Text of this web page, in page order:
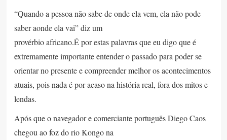
“Quando a pessoa não sabe de onde ela vem, ela não pode
saber aonde ela vai” diz um
provérbio africano.É por estas palavras que eu digo que é
extremamente importante entender o passado para poder se
orientar no presente e compreender melhor os acontecimentos
atuais, pois nada é por acaso na história real, fora dos mitos e
lendas.
Após que o navegador e comerciante português Diego Caos
chegou ao foz do rio Kongo na